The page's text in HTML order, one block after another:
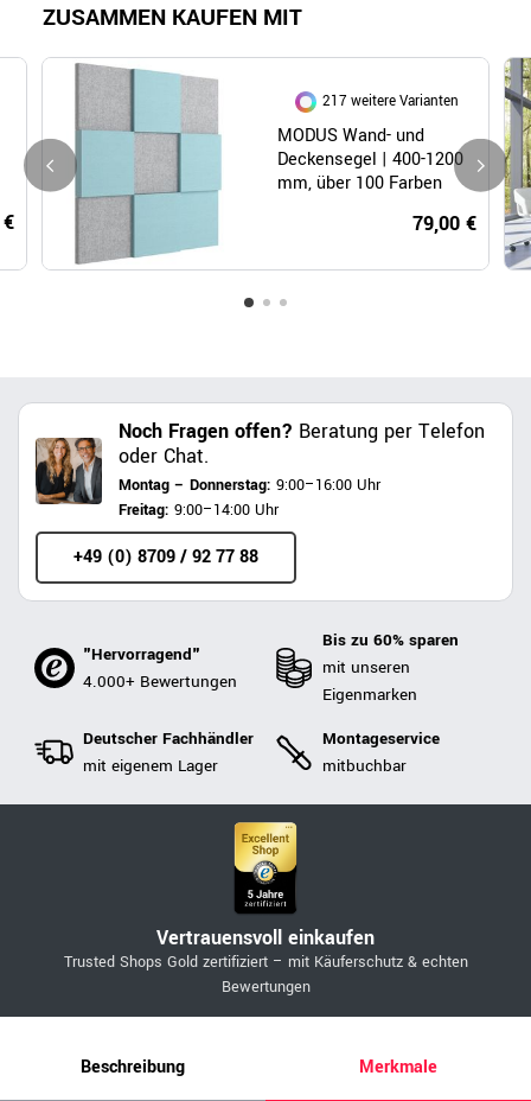
ZUSAMMEN KAUFEN MIT
217 weitere Varianten
MODUS Wand- und
Deckensegel | 400-1200
mm, über 100 Farben
79,00 €
Noch Fragen offen? Beratung per Telefon
oder Chat.
Montag – Donnerstag: 9:00–16:00 Uhr
Freitag: 9:00–14:00 Uhr
+49 (0) 8709 / 92 77 88
"Hervorragend"
4.000+ Bewertungen
Bis zu 60% sparen
mit unseren
Eigenmarken
Deutscher Fachhändler
mit eigenem Lager
Montageservice
mitbuchbar
Vertrauensvoll einkaufen
Trusted Shops Gold zertifiziert – mit Käuferschutz & echten
Bewertungen
Beschreibung Merkmale